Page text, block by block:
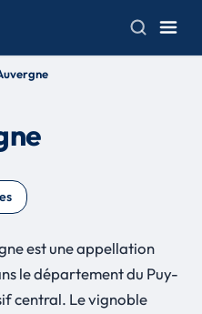
est une appellation
le département du Puy-
central. Le vignoble